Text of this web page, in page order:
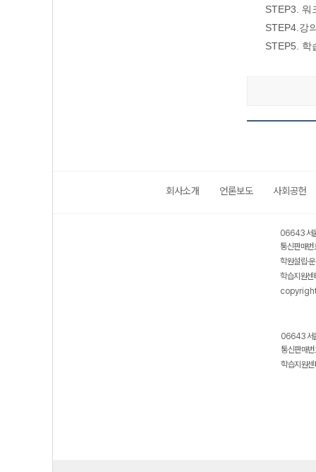
STEP3. 워
STEP4.강
STEP5. 학
회사소개 언론보도 사회공헌
06643 서
통신판매
학원설립·
학습지원
06643 서
통신판매
학습지원